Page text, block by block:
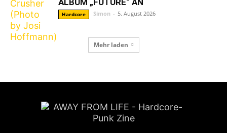
ALBUM „FUTURE“ AN
Hardcore Simon - 5. August 2026
Mehr laden